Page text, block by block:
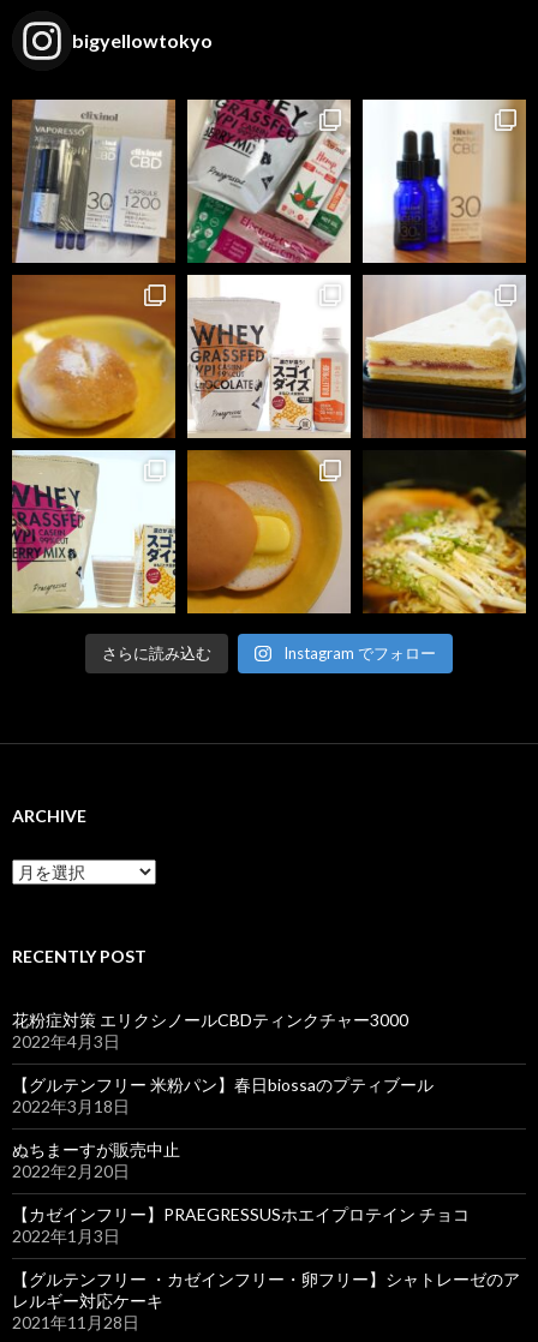
bigyellowtokyo
さらに読み込む Instagram でフォロー
ARCHIVE
ARCHIVE
RECENTLY POST
花粉症対策 エリクシノールCBDティンクチャー3000
2022年4月3日
【グルテンフリー 米粉パン】春日biossaのプティブール
2022年3月18日
ぬちまーすが販売中止
2022年2月20日
【カゼインフリー】PRAEGRESSUSホエイプロテイン チョコ
2022年1月3日
【グルテンフリー ・カゼインフリー・卵フリー】シャトレーゼのア
レルギー対応ケーキ
2021年11月28日